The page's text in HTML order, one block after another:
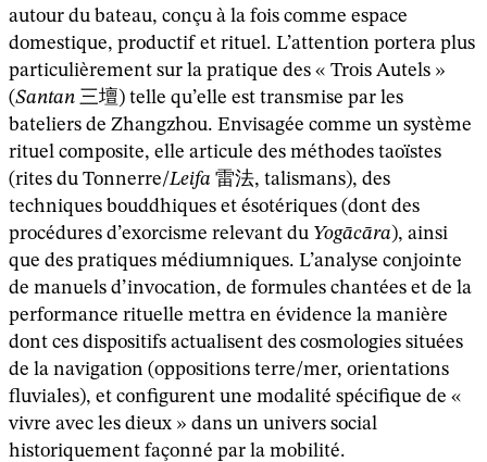
autour du bateau, conçu à la fois comme espace
domestique, productif et rituel. L’attention portera plus
particulièrement sur la pratique des « Trois Autels »
(Santan 三壇) telle qu’elle est transmise par les
bateliers de Zhangzhou. Envisagée comme un système
rituel composite, elle articule des méthodes taoïstes
(rites du Tonnerre/Leifa 雷法, talismans), des
techniques bouddhiques et ésotériques (dont des
procédures d’exorcisme relevant du Yogācāra), ainsi
que des pratiques médiumniques. L’analyse conjointe
de manuels d’invocation, de formules chantées et de la
performance rituelle mettra en évidence la manière
dont ces dispositifs actualisent des cosmologies situées
de la navigation (oppositions terre/mer, orientations
fluviales), et configurent une modalité spécifique de «
vivre avec les dieux » dans un univers social
historiquement façonné par la mobilité.